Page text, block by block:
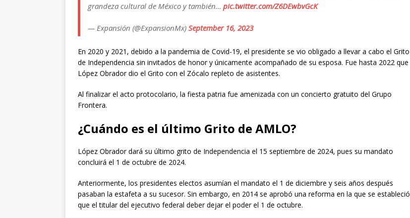
grandeza cultural de México y también… pic.twitter.com/Z6DEwbvGcK
— Expansión (@ExpansionMx) September 16, 2023
En 2020 y 2021, debido a la pandemia de Covid-19, el presidente se vio obligado a llevar a cabo el Grito
de Independencia sin invitados de honor y únicamente acompañado de su esposa. Fue hasta 2022 que
López Obrador dio el Grito con el Zócalo repleto de asistentes.
Al finalizar el acto protocolario, la fiesta patria fue amenizada con un concierto gratuito del Grupo
Frontera.
¿Cuándo es el último Grito de AMLO?
López Obrador dará su último grito de Independencia el 15 septiembre de 2024, pues su mandato
concluirá el 1 de octubre de 2024.
Anteriormente, los presidentes electos asumían el mandato el 1 de diciembre y seis años después
pasaban la estafeta a su sucesor. Sin embargo, en 2014 se aprobó una reforma en la que se estableció
que el titular del ejecutivo federal deber dejar el poder el 1 de octubre.